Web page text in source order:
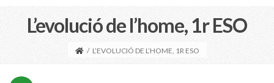
L’evolució de l’home, 1r ESO
/ L’EVOLUCIÓ DE L’HOME, 1R ESO